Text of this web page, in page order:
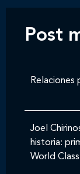
Post
Relaciones
Joel
historia:
World Class